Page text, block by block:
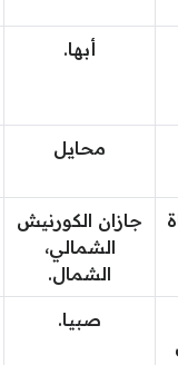
أبها.
محايل
جازان الكورنيش
الشمالي،
الشمال.
صبيا.